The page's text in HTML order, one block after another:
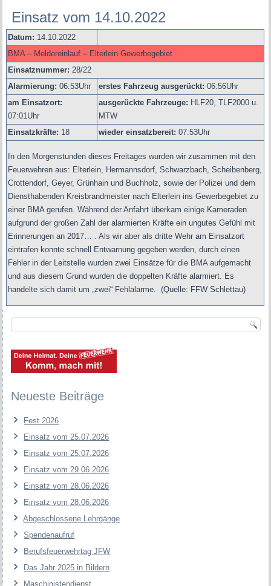
Einsatz vom 14.10.2022
Datum: 14.10.2022
BMA – Meldereinlauf – Elterlein Gewerbegebiet
Einsatznummer:28/22
Alarmierung: 06:53Uhr erstes Fahrzeug ausgerückt: 06:56Uhr
am Einsatzort:
07:01Uhr
ausgerückte Fahrzeuge: HLF20, TLF2000 u.
MTW
Einsatzkräfte: 18 wieder einsatzbereit: 07:53Uhr
In den Morgenstunden dieses Freitages wurden wir zusammen mit den
Feuerwehren aus: Elterlein, Hermannsdorf, Schwarzbach, Scheibenberg,
Crottendorf, Geyer, Grünhain und Buchholz, sowie der Polizei und dem
Diensthabenden Kreisbrandmeister nach Elterlein ins Gewerbegebiet zu
einer BMA gerufen. Während der Anfahrt überkam einige Kameraden
aufgrund der großen Zahl der alarmierten Kräfte ein ungutes Gefühl mit
Erinnerungen an 2017… . Als wir aber als dritte Wehr am Einsatzort
eintrafen konnte schnell Entwarnung gegeben werden, durch einen
Fehler in der Leitstelle wurden zwei Einsätze für die BMA aufgemacht
und aus diesem Grund wurden die doppelten Kräfte alarmiert. Es
handelte sich damit um „zwei“ Fehlalarme.(Quelle: FFW Schlettau)
Neueste Beiträge
Fest 2026
Einsatz vom 25.07.2026
Einsatz vom 25.07.2026
Einsatz vom 29.06.2026
Einsatz vom 28.06.2026
Einsatz vom 28.06.2026
Abgeschlossene Lehrgänge
Spendenaufruf
Berufsfeuerwehrtag JFW
Das Jahr 2025 in Bildern
Maschinistendienst